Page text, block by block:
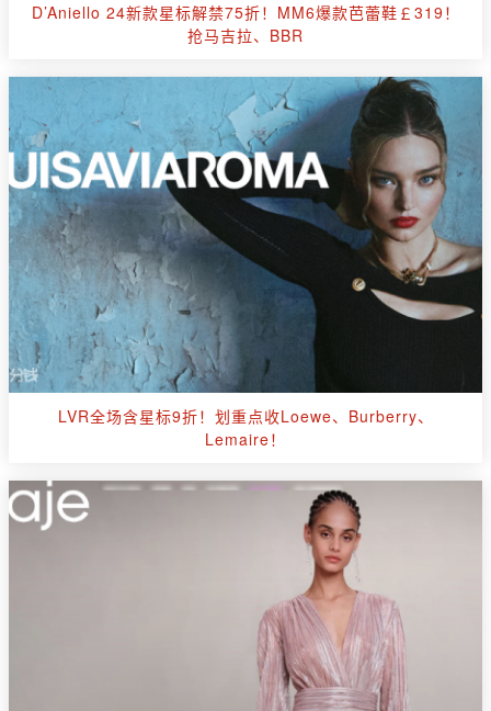
D’Aniello 24新款星标解禁75折！MM6爆款芭蕾鞋￡319！
抢马吉拉、BBR
LVR全场含星标9折！划重点收Loewe、Burberry、
Lemaire！